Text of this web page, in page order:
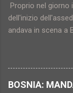
col nome religioso
delle ferite
aveva attaccato e
nelle zone di
che non s...
Proprio nel giorno
dell'inizio
andava in scena a
non grata" e di
insieme alla sua
BOSNIA: